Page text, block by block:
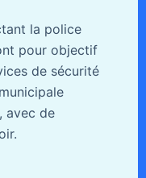
la police
pour objectif
de sécurité
avec de